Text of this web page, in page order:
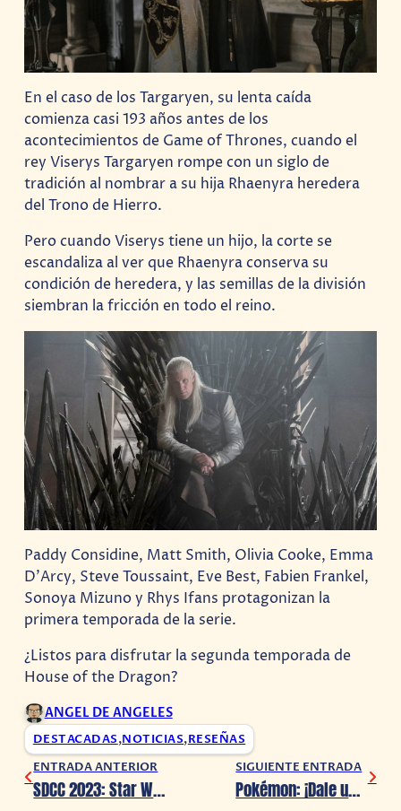
En el caso de los Targaryen, su lenta caída
comienza casi 193 años antes de los
acontecimientos de Game of Thrones, cuando el
rey Viserys Targaryen rompe con un siglo de
tradición al nombrar a su hija Rhaenyra heredera
del Trono de Hierro.
Pero cuando Viserys tiene un hijo, la corte se
escandaliza al ver que Rhaenyra conserva su
condición de heredera, y las semillas de la división
siembran la fricción en todo el reino.
Paddy Considine, Matt Smith, Olivia Cooke, Emma
D’Arcy, Steve Toussaint, Eve Best, Fabien Frankel,
Sonoya Mizuno y Rhys Ifans protagonizan la
primera temporada de la serie.
¿Listos para disfrutar la segunda temporada de
House of the Dragon?
ANGEL DE ANGELES
DESTACADAS,NOTICIAS,RESEÑAS
ENTRADA ANTERIOR
SDCC 2023: Star Wars Outlaws presenta nuevo avance detrás de cámaras
SIGUIENTE ENTRADA
Pokémon: ¡Dale un vistazo al video del Campeonato Mundial 2023!